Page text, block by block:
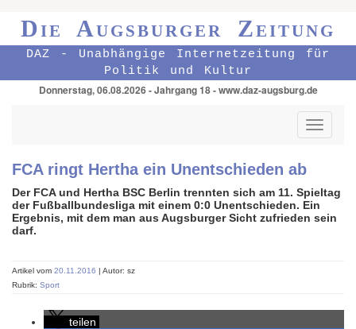
Die Augsburger Zeitung
DAZ - Unabhängige Internetzeitung für
Politik und Kultur
Donnerstag, 06.08.2026 - Jahrgang 18 - www.daz-augsburg.de
Toggle
FCA ringt Hertha ein Unentschieden ab
Der FCA und Hertha BSC Berlin trennten sich am 11. Spieltag
der Fußballbundesliga mit einem 0:0 Unentschieden. Ein
Ergebnis, mit dem man aus Augsburger Sicht zufrieden sein
darf.
Artikel vom 20.11.2016 | Autor: sz
Rubrik: Sport
teilen